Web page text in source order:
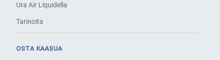
Ura Air Liquidella
Tarinoita
OSTA KAASUA